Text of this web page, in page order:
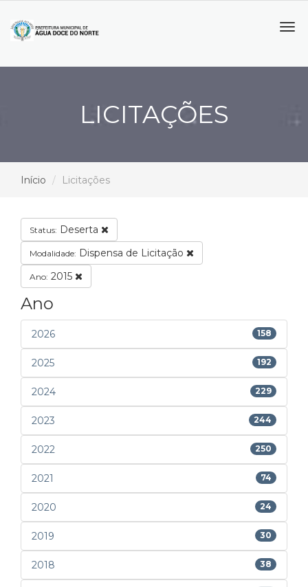
LICITAÇÕES
Início Licitações
Status: Deserta
Modalidade: Dispensa de Licitação
Ano: 2015
Ano
2026 158
2025 192
2024 229
2023 244
2022 250
2021 74
2020 24
2019 30
2018 38